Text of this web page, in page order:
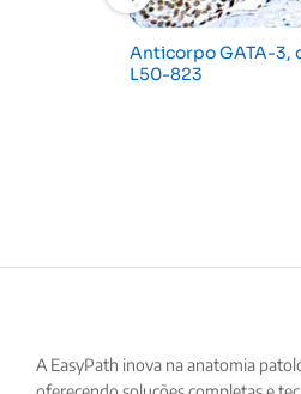
Anticorpo GATA-3,
L50-823
A EasyPath inova na anatomia